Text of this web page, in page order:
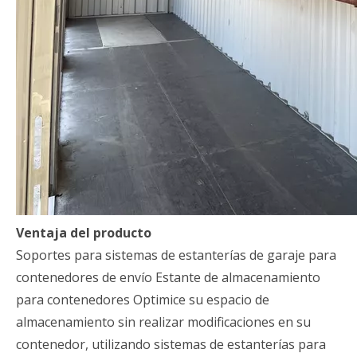
Ventaja del producto
Soportes para sistemas de estanterías de garaje para
contenedores de envío Estante de almacenamiento
para contenedores Optimice su espacio de
almacenamiento sin realizar modificaciones en su
contenedor, utilizando sistemas de estanterías para